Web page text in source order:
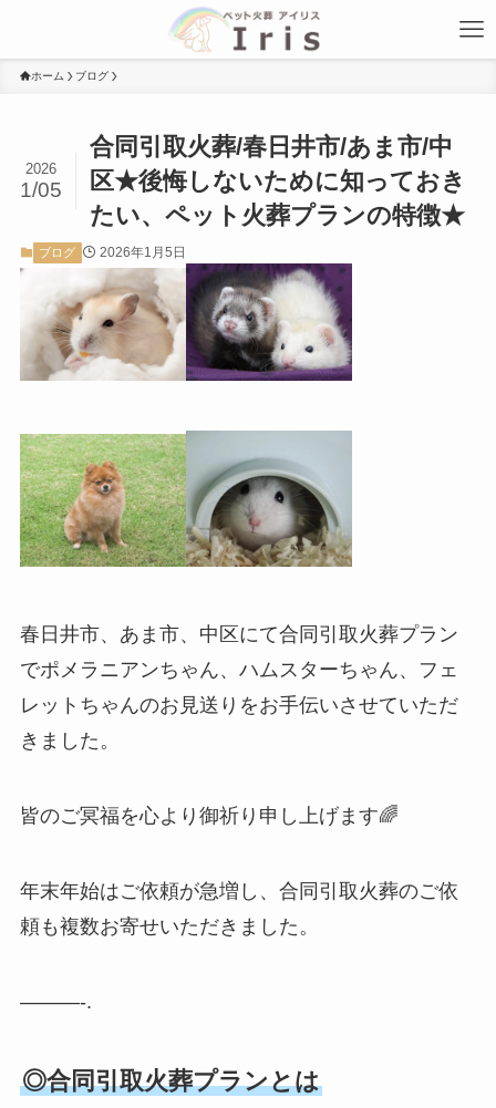
ホーム ブログ
合同引取火葬/春日井市/あま市/中
区★後悔しないために知っておき
たい、ペット火葬プランの特徴★
2026
1/05
ブログ 2026年1月5日
春日井市、あま市、中区にて合同引取火葬プラン
でポメラニアンちゃん、ハムスターちゃん、フェ
レットちゃんのお見送りをお手伝いさせていただ
きました。
皆のご冥福を心より御祈り申し上げます🌈
年末年始はご依頼が急増し、合同引取火葬のご依
頼も複数お寄せいただきました。
———-.
◎合同引取火葬プランとは